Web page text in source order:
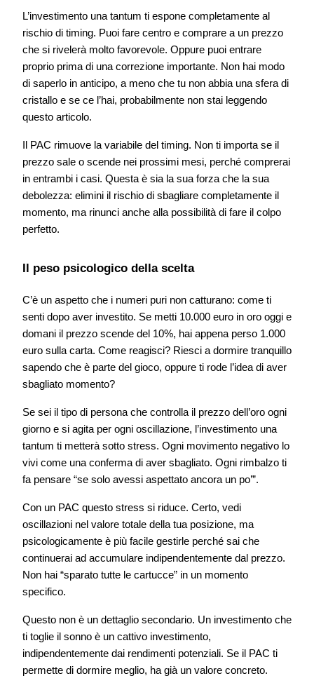
L’investimento una tantum ti espone completamente al
rischio di timing. Puoi fare centro e comprare a un prezzo
che si rivelerà molto favorevole. Oppure puoi entrare
proprio prima di una correzione importante. Non hai modo
di saperlo in anticipo, a meno che tu non abbia una sfera di
cristallo e se ce l’hai, probabilmente non stai leggendo
questo articolo.
Il PAC rimuove la variabile del timing. Non ti importa se il
prezzo sale o scende nei prossimi mesi, perché comprerai
in entrambi i casi. Questa è sia la sua forza che la sua
debolezza: elimini il rischio di sbagliare completamente il
momento, ma rinunci anche alla possibilità di fare il colpo
perfetto.
Il peso psicologico della scelta
C’è un aspetto che i numeri puri non catturano: come ti
senti dopo aver investito. Se metti 10.000 euro in oro oggi e
domani il prezzo scende del 10%, hai appena perso 1.000
euro sulla carta. Come reagisci? Riesci a dormire tranquillo
sapendo che è parte del gioco, oppure ti rode l’idea di aver
sbagliato momento?
Se sei il tipo di persona che controlla il prezzo dell’oro ogni
giorno e si agita per ogni oscillazione, l’investimento una
tantum ti metterà sotto stress. Ogni movimento negativo lo
vivi come una conferma di aver sbagliato. Ogni rimbalzo ti
fa pensare “se solo avessi aspettato ancora un po’”.
Con un PAC questo stress si riduce. Certo, vedi
oscillazioni nel valore totale della tua posizione, ma
psicologicamente è più facile gestirle perché sai che
continuerai ad accumulare indipendentemente dal prezzo.
Non hai “sparato tutte le cartucce” in un momento
specifico.
Questo non è un dettaglio secondario. Un investimento che
ti toglie il sonno è un cattivo investimento,
indipendentemente dai rendimenti potenziali. Se il PAC ti
permette di dormire meglio, ha già un valore concreto.